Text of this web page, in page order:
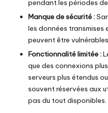
pendant les périodes
Manque de sécurité :
les données transmises
peuvent être
Fonctionnalité limitée :
que des connexions
serveurs plus étendus
souvent réservées aux
pas du tout disponibles.